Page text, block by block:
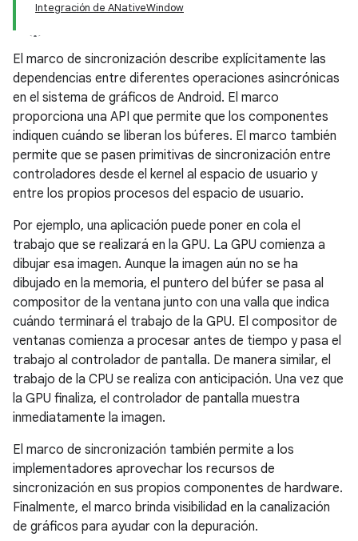
Integración de ANativeWindow
El marco de sincronización describe explícitamente las
dependencias entre diferentes operaciones asincrónicas
en el sistema de gráficos de Android. El marco
proporciona una API que permite que los componentes
indiquen cuándo se liberan los búferes. El marco también
permite que se pasen primitivas de sincronización entre
controladores desde el kernel al espacio de usuario y
entre los propios procesos del espacio de usuario.
Por ejemplo, una aplicación puede poner en cola el
trabajo que se realizará en la GPU. La GPU comienza a
dibujar esa imagen. Aunque la imagen aún no se ha
dibujado en la memoria, el puntero del búfer se pasa al
compositor de la ventana junto con una valla que indica
cuándo terminará el trabajo de la GPU. El compositor de
ventanas comienza a procesar antes de tiempo y pasa el
trabajo al controlador de pantalla. De manera similar, el
trabajo de la CPU se realiza con anticipación. Una vez que
la GPU finaliza, el controlador de pantalla muestra
inmediatamente la imagen.
El marco de sincronización también permite a los
implementadores aprovechar los recursos de
sincronización en sus propios componentes de hardware.
Finalmente, el marco brinda visibilidad en la canalización
de gráficos para ayudar con la depuración.